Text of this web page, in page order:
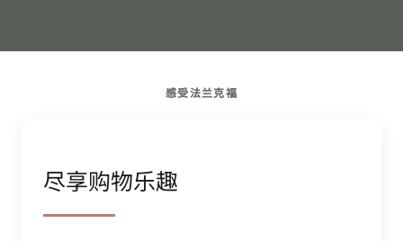
感受法兰克福
尽享购物乐趣